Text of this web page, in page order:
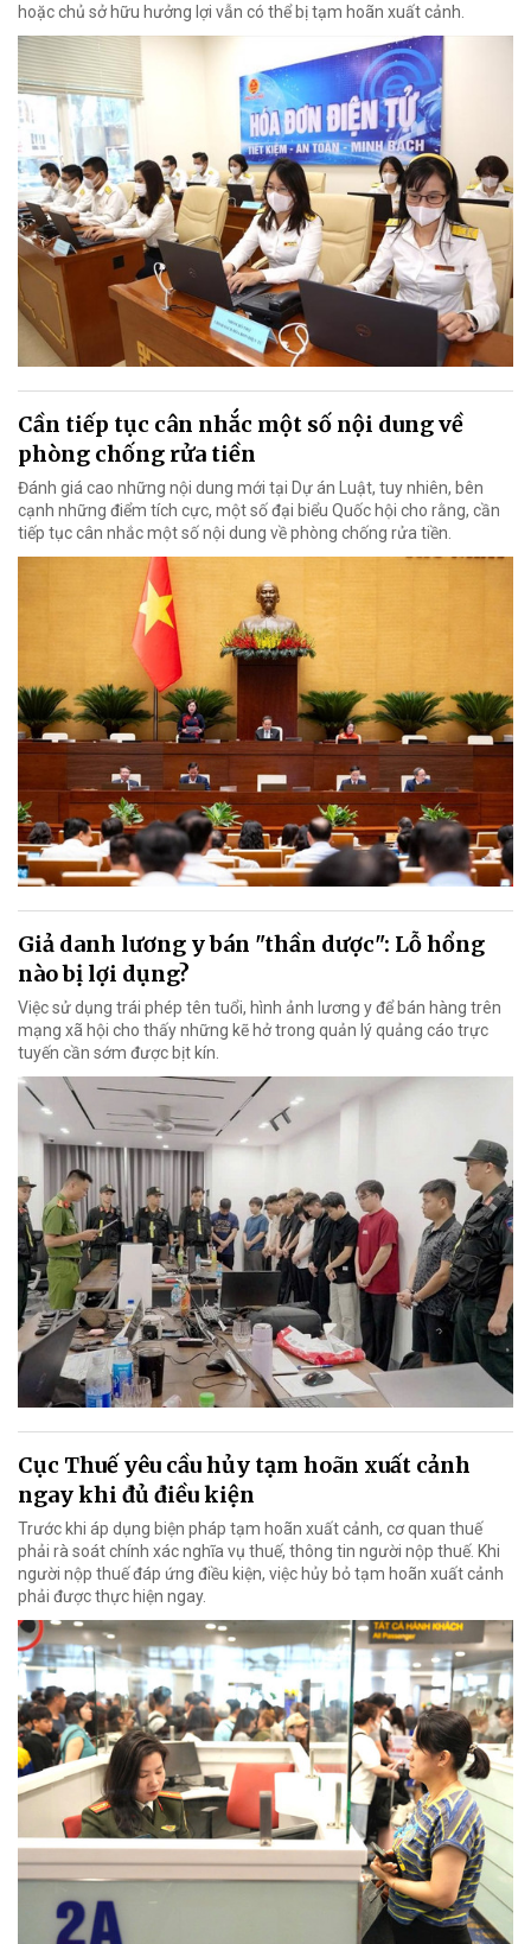
hoặc chủ sở hữu hưởng lợi vẫn có thể bị tạm hoãn xuất cảnh.
Cần tiếp tục cân nhắc một số nội dung về
phòng chống rửa tiền
Đánh giá cao những nội dung mới tại Dự án Luật, tuy nhiên, bên
cạnh những điểm tích cực, một số đại biểu Quốc hội cho rằng, cần
tiếp tục cân nhắc một số nội dung về phòng chống rửa tiền.
Giả danh lương y bán "thần dược": Lỗ hổng
nào bị lợi dụng?
Việc sử dụng trái phép tên tuổi, hình ảnh lương y để bán hàng trên
mạng xã hội cho thấy những kẽ hở trong quản lý quảng cáo trực
tuyến cần sớm được bịt kín.
Cục Thuế yêu cầu hủy tạm hoãn xuất cảnh
ngay khi đủ điều kiện
Trước khi áp dụng biện pháp tạm hoãn xuất cảnh, cơ quan thuế
phải rà soát chính xác nghĩa vụ thuế, thông tin người nộp thuế. Khi
người nộp thuế đáp ứng điều kiện, việc hủy bỏ tạm hoãn xuất cảnh
phải được thực hiện ngay.